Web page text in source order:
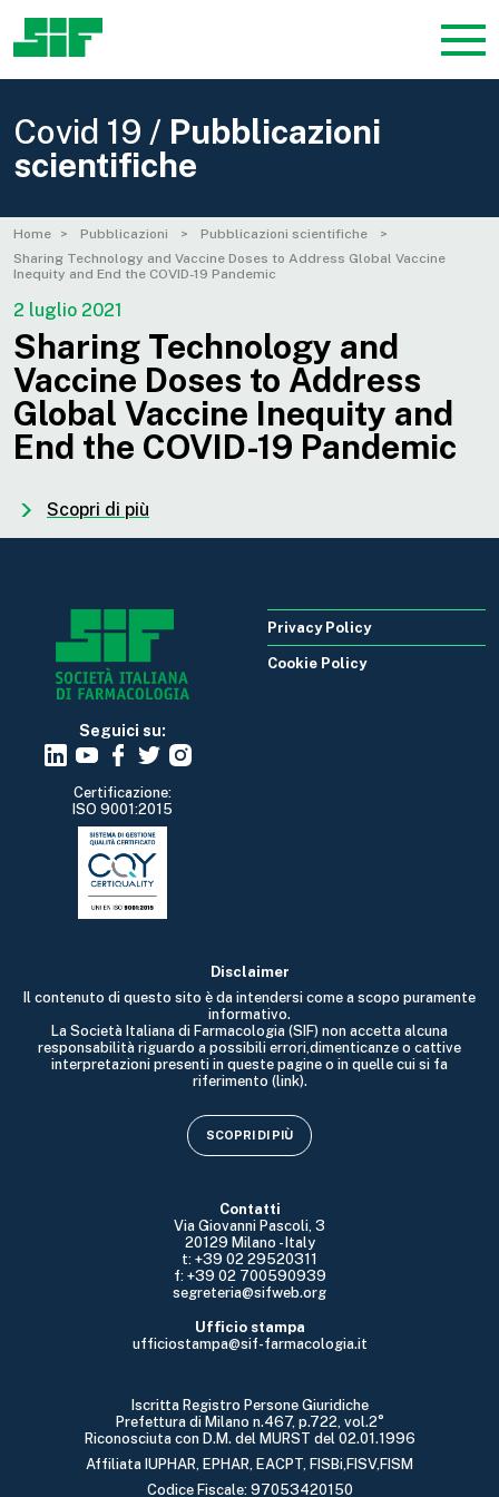
Covid 19 / Pubblicazioni
scientifiche
Home Pubblicazioni
Pubblicazioni scientifiche
Sharing Technology and Vaccine Doses to Address Global Vaccine
Inequity and End the COVID-19 Pandemic
2 luglio 2021
Sharing Technology and
Vaccine Doses to Address
Global Vaccine Inequity and
End the COVID-19 Pandemic
Scopri di più
Seguici su:
Certificazione:
ISO 9001:2015
Contatti
Via Giovanni Pascoli, 3
20129 Milano - Italy
t: +39 02 29520311
f: +39 02 700590939
segreteria@sifweb.org
Ufficio stampa
ufficiostampa@sif-farmacologia.it
Iscritta Registro Persone Giuridiche
Prefettura di Milano n.467, p.722, vol.2°
Riconosciuta con D.M. del MURST del 02.01.1996
Affiliata IUPHAR, EPHAR, EACPT, FISBi,FISV,FISM
Codice Fiscale: 97053420150
Disclaimer
Il contenuto di questo sito è da intendersi come a scopo puramente
informativo.
La Società Italiana di Farmacologia (SIF) non accetta alcuna
responsabilità riguardo a possibili errori,dimenticanze o cattive
interpretazioni presenti in queste pagine o in quelle cui si fa
riferimento (link).
SCOPRI DI PIÙ
Privacy Policy
Cookie Policy